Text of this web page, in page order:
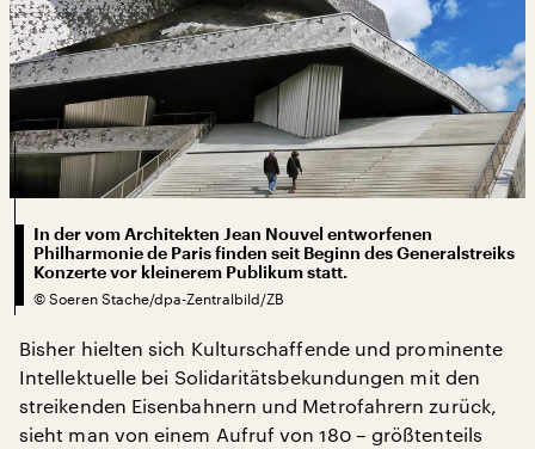
In der vom Architekten Jean Nouvel entworfenen
Philharmonie de Paris finden seit Beginn des Generalstreiks
Konzerte vor kleinerem Publikum statt.
© Soeren Stache/dpa-Zentralbild/ZB
Bisher hielten sich Kulturschaffende und prominente
Intellektuelle bei Solidaritätsbekundungen mit den
streikenden Eisenbahnern und Metrofahrern zurück,
sieht man von einem Aufruf von 180 – größtenteils